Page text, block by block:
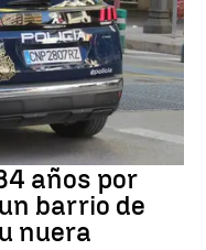
años por
barrio de
nuera